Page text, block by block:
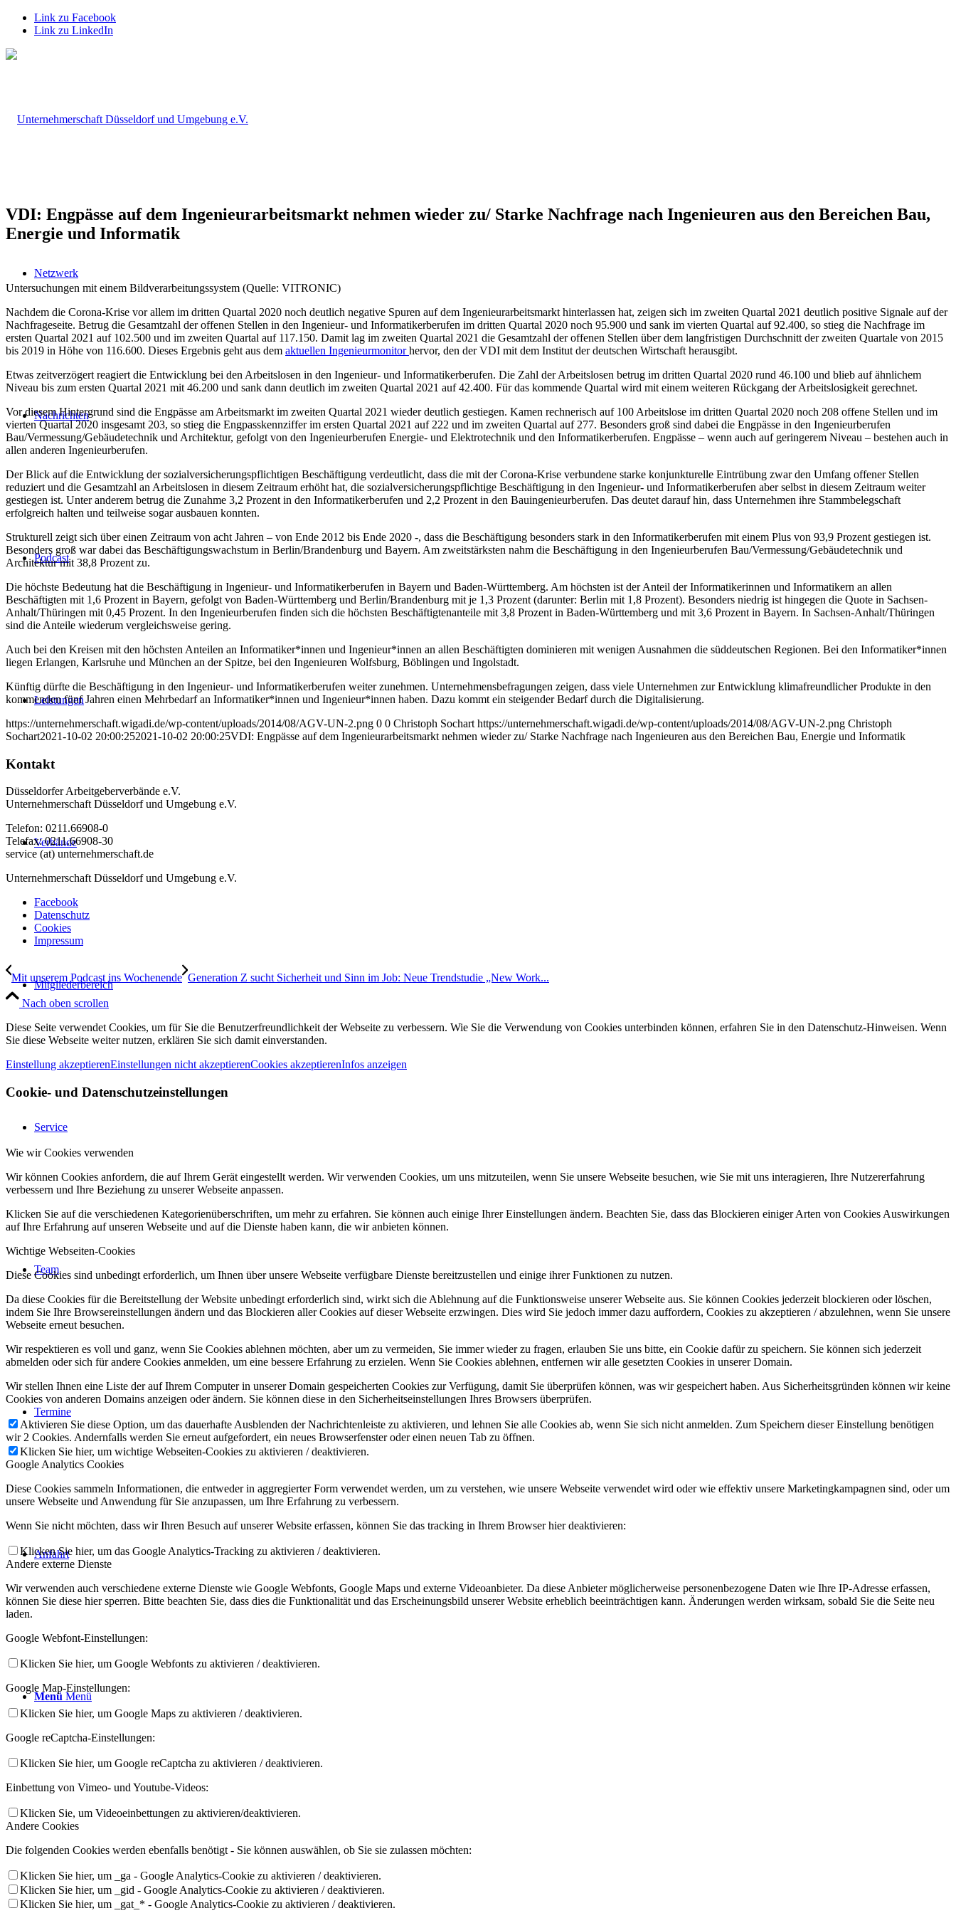
Link zu Facebook
Link zu LinkedIn
Netzwerk
Nachrichten
Podcast
Leistungen
Verbände
Mitgliederbereich
Service
Team
Termine
Anfahrt
Menü Menü
VDI: Engpässe auf dem Ingenieurarbeitsmarkt nehmen wieder zu/ Starke Nachfrage nach Ingenieuren aus den Bereichen Bau,
Energie und Informatik
Untersuchungen mit einem Bildverarbeitungssystem (Quelle: VITRONIC)
Nachdem die Corona-Krise vor allem im dritten Quartal 2020 noch deutlich negative Spuren auf dem Ingenieurarbeitsmarkt hinterlassen hat, zeigen sich im zweiten Quartal 2021 deutlich positive Signale auf der
Nachfrageseite. Betrug die Gesamtzahl der offenen Stellen in den Ingenieur- und Informatikerberufen im dritten Quartal 2020 noch 95.900 und sank im vierten Quartal auf 92.400, so stieg die Nachfrage im
ersten Quartal 2021 auf 102.500 und im zweiten Quartal auf 117.150. Damit lag im zweiten Quartal 2021 die Gesamtzahl der offenen Stellen über dem langfristigen Durchschnitt der zweiten Quartale von 2015
bis 2019 in Höhe von 116.600. Dieses Ergebnis geht aus dem aktuellen Ingenieurmonitorhervor, den der VDI mit dem Institut der deutschen Wirtschaft herausgibt.
Etwas zeitverzögert reagiert die Entwicklung bei den Arbeitslosen in den Ingenieur- und Informatikerberufen. Die Zahl der Arbeitslosen betrug im dritten Quartal 2020 rund 46.100 und blieb auf ähnlichem
Niveau bis zum ersten Quartal 2021 mit 46.200 und sank dann deutlich im zweiten Quartal 2021 auf 42.400. Für das kommende Quartal wird mit einem weiteren Rückgang der Arbeitslosigkeit gerechnet.
Vor diesem Hintergrund sind die Engpässe am Arbeitsmarkt im zweiten Quartal 2021 wieder deutlich gestiegen. Kamen rechnerisch auf 100 Arbeitslose im dritten Quartal 2020 noch 208 offene Stellen und im
vierten Quartal 2020 insgesamt 203, so stieg die Engpasskennziffer im ersten Quartal 2021 auf 222 und im zweiten Quartal auf 277. Besonders groß sind dabei die Engpässe in den Ingenieurberufen
Bau/Vermessung/Gebäudetechnik und Architektur, gefolgt von den Ingenieurberufen Energie- und Elektrotechnik und den Informatikerberufen. Engpässe – wenn auch auf geringerem Niveau – bestehen auch in
allen anderen Ingenieurberufen.
Der Blick auf die Entwicklung der sozialversicherungspflichtigen Beschäftigung verdeutlicht, dass die mit der Corona-Krise verbundene starke konjunkturelle Eintrübung zwar den Umfang offener Stellen
reduziert und die Gesamtzahl an Arbeitslosen in diesem Zeitraum erhöht hat, die sozialversicherungspflichtige Beschäftigung in den Ingenieur- und Informatikerberufen aber selbst in diesem Zeitraum weiter
gestiegen ist. Unter anderem betrug die Zunahme 3,2 Prozent in den Informatikerberufen und 2,2 Prozent in den Bauingenieurberufen. Das deutet darauf hin, dass Unternehmen ihre Stammbelegschaft
erfolgreich halten und teilweise sogar ausbauen konnten.
Strukturell zeigt sich über einen Zeitraum von acht Jahren – von Ende 2012 bis Ende 2020 -, dass die Beschäftigung besonders stark in den Informatikerberufen mit einem Plus von 93,9 Prozent gestiegen ist.
Besonders groß war dabei das Beschäftigungswachstum in Berlin/Brandenburg und Bayern. Am zweitstärksten nahm die Beschäftigung in den Ingenieurberufen Bau/Vermessung/Gebäudetechnik und
Architektur mit 38,8 Prozent zu.
Die höchste Bedeutung hat die Beschäftigung in Ingenieur- und Informatikerberufen in Bayern und Baden-Württemberg. Am höchsten ist der Anteil der Informatikerinnen und Informatikern an allen
Beschäftigten mit 1,6 Prozent in Bayern, gefolgt von Baden-Württemberg und Berlin/Brandenburg mit je 1,3 Prozent (darunter: Berlin mit 1,8 Prozent). Besonders niedrig ist hingegen die Quote in Sachsen-
Anhalt/Thüringen mit 0,45 Prozent. In den Ingenieurberufen finden sich die höchsten Beschäftigtenanteile mit 3,8 Prozent in Baden-Württemberg und mit 3,6 Prozent in Bayern. In Sachsen-Anhalt/Thüringen
sind die Anteile wiederum vergleichsweise gering.
Auch bei den Kreisen mit den höchsten Anteilen an Informatiker*innen und Ingenieur*innen an allen Beschäftigten dominieren mit wenigen Ausnahmen die süddeutschen Regionen. Bei den Informatiker*innen
liegen Erlangen, Karlsruhe und München an der Spitze, bei den Ingenieuren Wolfsburg, Böblingen und Ingolstadt.
Künftig dürfte die Beschäftigung in den Ingenieur- und Informatikerberufen weiter zunehmen. Unternehmensbefragungen zeigen, dass viele Unternehmen zur Entwicklung klimafreundlicher Produkte in den
kommenden fünf Jahren einen Mehrbedarf an Informatiker*innen und Ingenieur*innen haben. Dazu kommt ein steigender Bedarf durch die Digitalisierung.
https://unternehmerschaft.wigadi.de/wp-content/uploads/2014/08/AGV-UN-2.png 0 0 Christoph Sochart https://unternehmerschaft.wigadi.de/wp-content/uploads/2014/08/AGV-UN-2.png Christoph
Sochart2021-10-02 20:00:252021-10-02 20:00:25VDI: Engpässe auf dem Ingenieurarbeitsmarkt nehmen wieder zu/ Starke Nachfrage nach Ingenieuren aus den Bereichen Bau, Energie und Informatik
Kontakt
Düsseldorfer Arbeitgeberverbände e.V.
Unternehmerschaft Düsseldorf und Umgebung e.V.
Telefon: 0211.66908-0
Telefax: 0211.66908-30
service (at) unternehmerschaft.de
Unternehmerschaft Düsseldorf und Umgebung e.V.
Facebook
Datenschutz
Cookies
Impressum
Mit unserem Podcast ins Wochenende Generation Z sucht Sicherheit und Sinn im Job: Neue Trendstudie „New Work...
Nach oben scrollen
Diese Seite verwendet Cookies, um für Sie die Benutzerfreundlichkeit der Webseite zu verbessern. Wie Sie die Verwendung von Cookies unterbinden können, erfahren Sie in den Datenschutz-Hinweisen. Wenn
Sie diese Webseite weiter nutzen, erklären Sie sich damit einverstanden.
Einstellung akzeptierenEinstellungen nicht akzeptierenCookies akzeptierenInfos anzeigen
Cookie- und Datenschutzeinstellungen
Wie wir Cookies verwenden
Wir können Cookies anfordern, die auf Ihrem Gerät eingestellt werden. Wir verwenden Cookies, um uns mitzuteilen, wenn Sie unsere Webseite besuchen, wie Sie mit uns interagieren, Ihre Nutzererfahrung
verbessern und Ihre Beziehung zu unserer Webseite anpassen.
Klicken Sie auf die verschiedenen Kategorienüberschriften, um mehr zu erfahren. Sie können auch einige Ihrer Einstellungen ändern. Beachten Sie, dass das Blockieren einiger Arten von Cookies Auswirkungen
auf Ihre Erfahrung auf unseren Webseite und auf die Dienste haben kann, die wir anbieten können.
Wichtige Webseiten-Cookies
Diese Cookies sind unbedingt erforderlich, um Ihnen über unsere Webseite verfügbare Dienste bereitzustellen und einige ihrer Funktionen zu nutzen.
Da diese Cookies für die Bereitstellung der Website unbedingt erforderlich sind, wirkt sich die Ablehnung auf die Funktionsweise unserer Webseite aus. Sie können Cookies jederzeit blockieren oder löschen,
indem Sie Ihre Browsereinstellungen ändern und das Blockieren aller Cookies auf dieser Webseite erzwingen. Dies wird Sie jedoch immer dazu auffordern, Cookies zu akzeptieren / abzulehnen, wenn Sie unsere
Webseite erneut besuchen.
Wir respektieren es voll und ganz, wenn Sie Cookies ablehnen möchten, aber um zu vermeiden, Sie immer wieder zu fragen, erlauben Sie uns bitte, ein Cookie dafür zu speichern. Sie können sich jederzeit
abmelden oder sich für andere Cookies anmelden, um eine bessere Erfahrung zu erzielen. Wenn Sie Cookies ablehnen, entfernen wir alle gesetzten Cookies in unserer Domain.
Wir stellen Ihnen eine Liste der auf Ihrem Computer in unserer Domain gespeicherten Cookies zur Verfügung, damit Sie überprüfen können, was wir gespeichert haben. Aus Sicherheitsgründen können wir keine
Cookies von anderen Domains anzeigen oder ändern. Sie können diese in den Sicherheitseinstellungen Ihres Browsers überprüfen.
Aktivieren Sie diese Option, um das dauerhafte Ausblenden der Nachrichtenleiste zu aktivieren, und lehnen Sie alle Cookies ab, wenn Sie sich nicht anmelden. Zum Speichern dieser Einstellung benötigen
wir 2 Cookies. Andernfalls werden Sie erneut aufgefordert, ein neues Browserfenster oder einen neuen Tab zu öffnen.
Klicken Sie hier, um wichtige Webseiten-Cookies zu aktivieren / deaktivieren.
Google Analytics Cookies
Diese Cookies sammeln Informationen, die entweder in aggregierter Form verwendet werden, um zu verstehen, wie unsere Webseite verwendet wird oder wie effektiv unsere Marketingkampagnen sind, oder um
unsere Webseite und Anwendung für Sie anzupassen, um Ihre Erfahrung zu verbessern.
Wenn Sie nicht möchten, dass wir Ihren Besuch auf unserer Website erfassen, können Sie das tracking in Ihrem Browser hier deaktivieren:
Klicken Sie hier, um das Google Analytics-Tracking zu aktivieren / deaktivieren.
Andere externe Dienste
Wir verwenden auch verschiedene externe Dienste wie Google Webfonts, Google Maps und externe Videoanbieter. Da diese Anbieter möglicherweise personenbezogene Daten wie Ihre IP-Adresse erfassen,
können Sie diese hier sperren. Bitte beachten Sie, dass dies die Funktionalität und das Erscheinungsbild unserer Website erheblich beeinträchtigen kann. Änderungen werden wirksam, sobald Sie die Seite neu
laden.
Google Webfont-Einstellungen:
Klicken Sie hier, um Google Webfonts zu aktivieren / deaktivieren.
Google Map-Einstellungen:
Klicken Sie hier, um Google Maps zu aktivieren / deaktivieren.
Google reCaptcha-Einstellungen:
Klicken Sie hier, um Google reCaptcha zu aktivieren / deaktivieren.
Einbettung von Vimeo- und Youtube-Videos:
Klicken Sie, um Videoeinbettungen zu aktivieren/deaktivieren.
Andere Cookies
Die folgenden Cookies werden ebenfalls benötigt - Sie können auswählen, ob Sie sie zulassen möchten:
Klicken Sie hier, um _ga - Google Analytics-Cookie zu aktivieren / deaktivieren.
Klicken Sie hier, um _gid - Google Analytics-Cookie zu aktivieren / deaktivieren.
Klicken Sie hier, um _gat_* - Google Analytics-Cookie zu aktivieren / deaktivieren.